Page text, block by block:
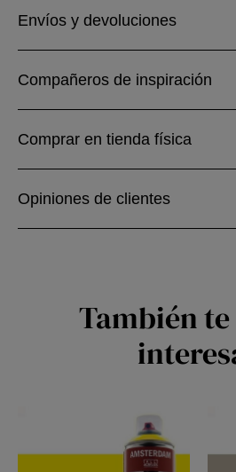
Envíos y devoluciones
Compañeros de inspiración
Comprar en tienda física
Opiniones de clientes
También